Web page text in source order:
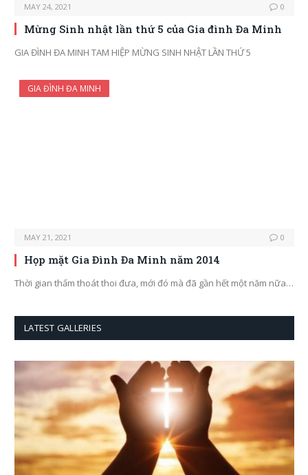
MAY 24, 2021 0
Mừng Sinh nhật lần thứ 5 của Gia đình Đa Minh
GIA ĐÌNH ĐA MINH TAM HIỆP MỪNG SINH NHẬT LẦN THỨ 5
GIA ĐÌNH ĐA MINH
MAY 21, 2021 0
Họp mặt Gia Đình Đa Minh năm 2014
Thời gian thấm thoát thoi đưa, mới đó mà đã gần hết một năm nữa…
LATEST GALLERIES